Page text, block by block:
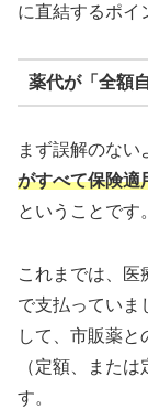
に直結するポイ
薬代が「全額
まず誤解のない
がすべて保険適
ということです。
これまでは、医
で支払っていま
して、市販薬と
（定額、また
す。